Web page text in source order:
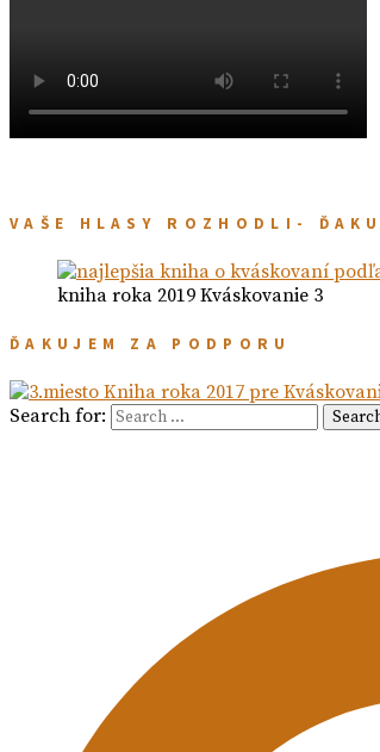
VAŠE HLASY ROZHODLI-
kniha roka 2019 Kváskovanie 3
ĎAKUJEM ZA PODPORU
Search for: